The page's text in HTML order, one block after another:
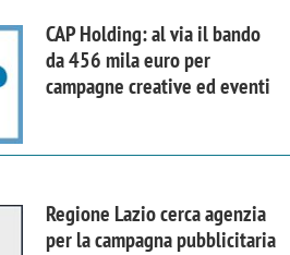
CAP Holding: al via il bando
da 456 mila euro per
campagne creative ed eventi
Regione Lazio cerca agenzia
per la campagna pubblicitaria